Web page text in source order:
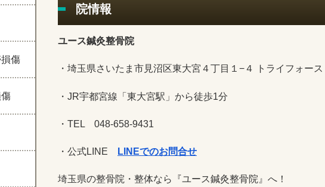
傷
院情報
ユース鍼灸整骨院
・埼玉県さいたま市見沼区東大宮４丁目１−４ トライフォー
・JR宇都宮線「東大宮駅」から徒歩1分
・TEL 048-658-9431
・公式LINE LINEでのお問合せ
埼玉県の整骨院・整体なら『ユース鍼灸整骨院』へ！